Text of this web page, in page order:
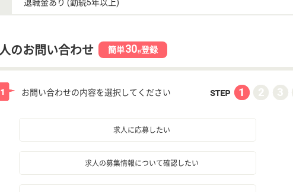
退職金あり (勤続5年以上)
のお問い合わせ 簡単30秒登録
お問い合わせの内容を選択してください
求人に応募したい
求人の募集情報について確認したい